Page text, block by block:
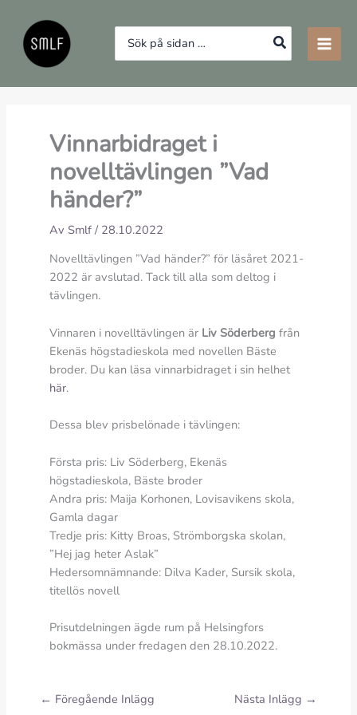
innehåll
Search
for:
Vinnarbidraget i
novelltävlingen ”Vad
händer?”
AvSmlf/ 28.10.2022
Novelltävlingen ”Vad händer?” för läsåret 2021-
2022 är avslutad. Tack till alla som deltog i
tävlingen.
Vinnaren i novelltävlingen är Liv Söderbergfrån
Ekenäs högstadieskola med novellen Bäste
broder. Du kan läsa vinnarbidraget i sin helhet
här.
Dessa blev prisbelönade i tävlingen:
Första pris: Liv Söderberg, Ekenäs
högstadieskola, Bäste broder
Andra pris: Maija Korhonen, Lovisavikens skola,
Gamla dagar
Tredje pris: Kitty Broas, Strömborgska skolan,
”Hej jag heter Aslak”
Hedersomnämnande: Dilva Kader, Sursik skola,
titellös novell
Prisutdelningen ägde rum på Helsingfors
bokmässa under fredagen den 28.10.2022.
← Föregående Inlägg Nästa Inlägg →